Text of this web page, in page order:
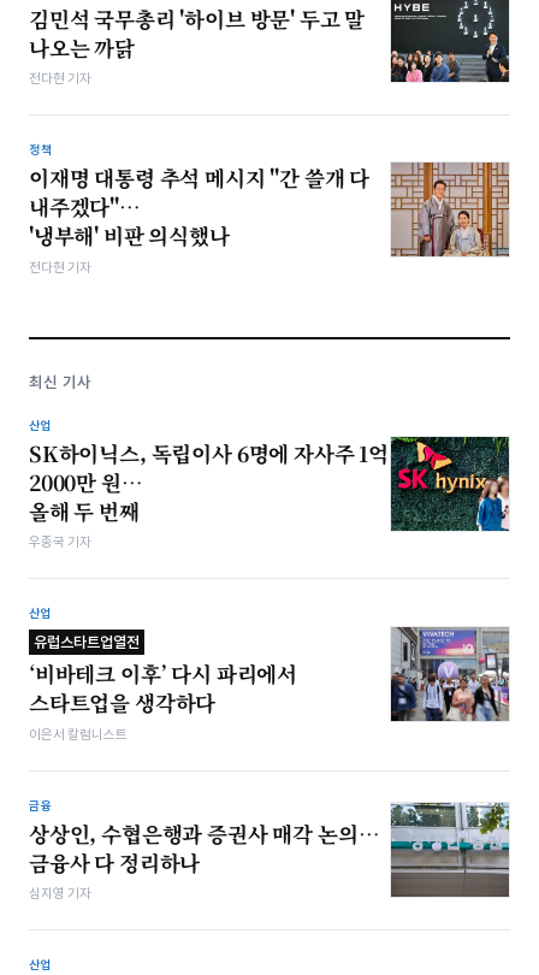
김민석 국무총리 '하이브 방문' 두고 말
나오는 까닭
전다현 기자
정책
이재명 대통령 추석 메시지 "간 쓸개 다
내주겠다"…
'냉부해' 비판 의식했나
전다현 기자
최신 기사
산업
SK하이닉스, 독립이사 6명에 자사주 1억
2000만 원…
올해 두 번째
우종국 기자
산업
유럽스타트업열전
‘비바테크 이후’ 다시 파리에서
스타트업을 생각하다
이은서 칼럼니스트
금융
상상인, 수협은행과 증권사 매각 논의…
금융사 다 정리하나
심지영 기자
산업